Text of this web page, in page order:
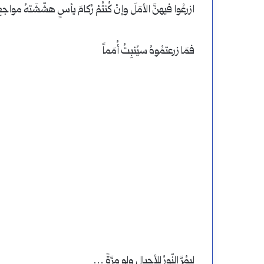
ازرعُوا فيهنَّ الأمَلَ وإنْ كُنتُمْ رُكامَ يأسٍ هشّشَتهُ
فمَا زرعتمُوهُ سيُنبِتُ أُمَماً